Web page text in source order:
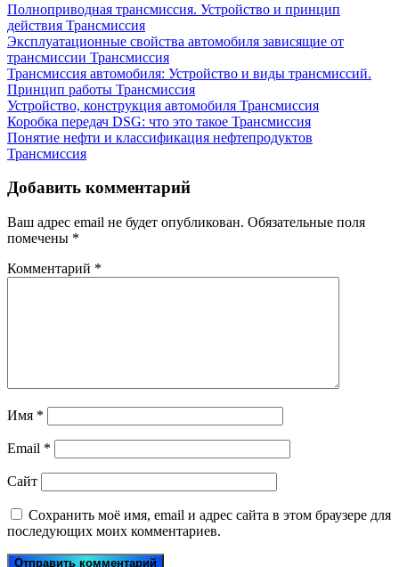
Полноприводная трансмиссия. Устройство и принцип
действия Трансмиссия
Эксплуатационные свойства автомобиля зависящие от
трансмиссии Трансмиссия
Трансмиссия автомобиля: Устройство и виды трансмиссий.
Принцип работы Трансмиссия
Устройство, конструкция автомобиля Трансмиссия
Коробка передач DSG: что это такое Трансмиссия
Понятие нефти и классификация нефтепродуктов
Трансмиссия
Добавить комментарий
Ваш адрес email не будет опубликован. Обязательные поля
помечены *
Комментарий *
Имя *
Email *
Сайт
Сохранить моё имя, email и адрес сайта в этом браузере для
последующих моих комментариев.